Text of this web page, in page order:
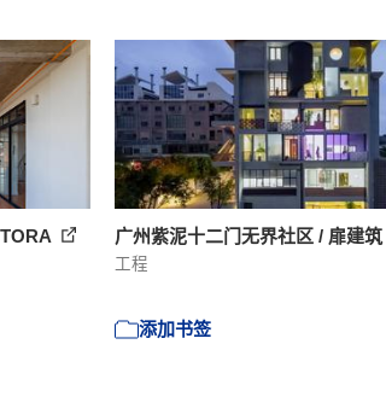
广州紫泥十二门无界社区 / 扉建筑
工程
添加书签